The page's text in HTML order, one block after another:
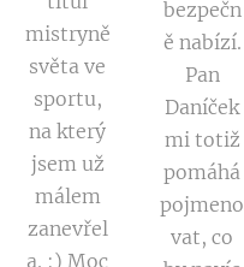
mistryně
světa ve
sportu,
na který
jsem už
málem
zanevřel
a. :) Moc
bezpečn
ě nabízí.
Pan
Daníček
mi totiž
pomáhá
pojmeno
vat, co